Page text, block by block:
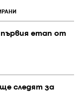
първия етап от
ще следят за